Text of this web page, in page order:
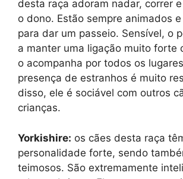
desta raça adoram nadar, correr
o dono. Estão sempre animados
para dar um passeio. Sensível, o
a manter uma ligação muito forte
o acompanha por todos os
presença de estranhos é muito
disso, ele é sociável com outros
crianças.
Yorkishire: os cães desta raça
personalidade forte, sendo
teimosos. São extremamente